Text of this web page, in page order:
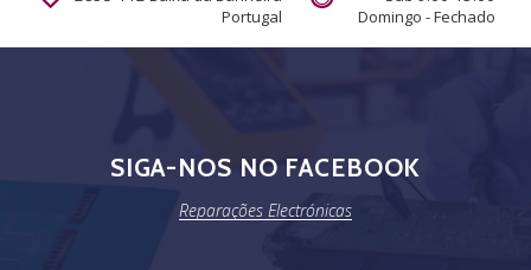
Portugal
Domingo - Fechado
SIGA-NOS NO FACEBOOK
Reparações Electrónicas